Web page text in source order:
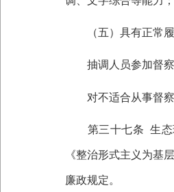
（五）具有正常履
抽调人员参加督察
对不适合从事督察
第三十七条 生
《整治形式主义为基
廉政规定。